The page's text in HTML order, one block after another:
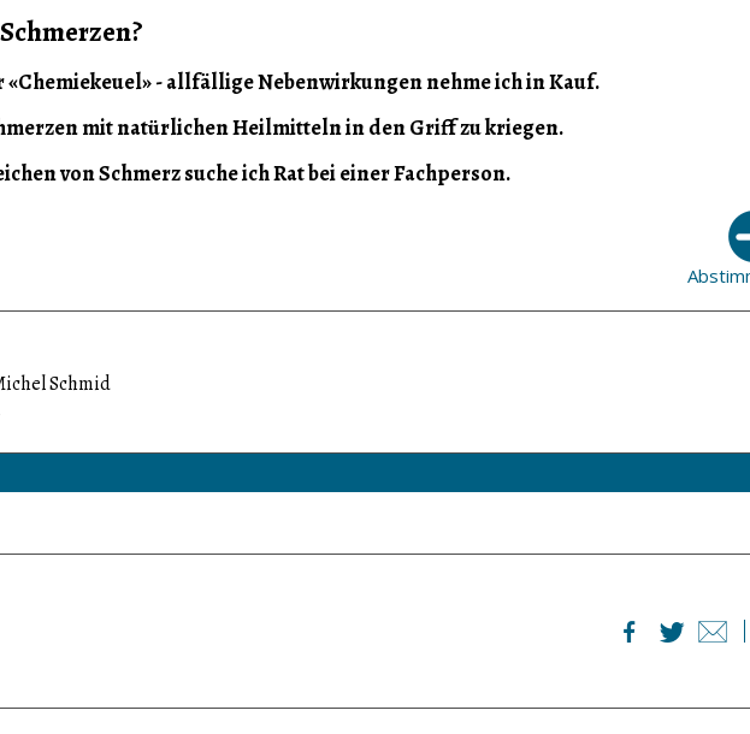
- allfällige Nebenwirkungen nehme ich in Kauf.
mit natürlichen Heilmitteln in den Griff zu kriegen.
von Schmerz suche ich Rat bei einer Fachperson.
Schmid